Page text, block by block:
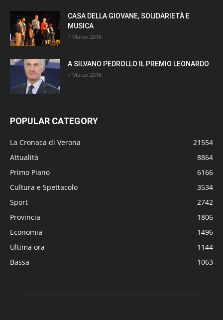
CASA DELLA GIOVANE, SOLIDARIETÀ E
MUSICA
7 Marzo 2016
A SILVANO PEDROLLO IL PREMIO LEONARDO
7 Marzo 2016
POPULAR CATEGORY
La Cronaca di Verona
21554
Attualità
8864
Primo Piano
6166
Cultura e Spettacolo
3534
Sport
2742
Provincia
1806
Economia
1496
Ultima ora
1144
Bassa
1063